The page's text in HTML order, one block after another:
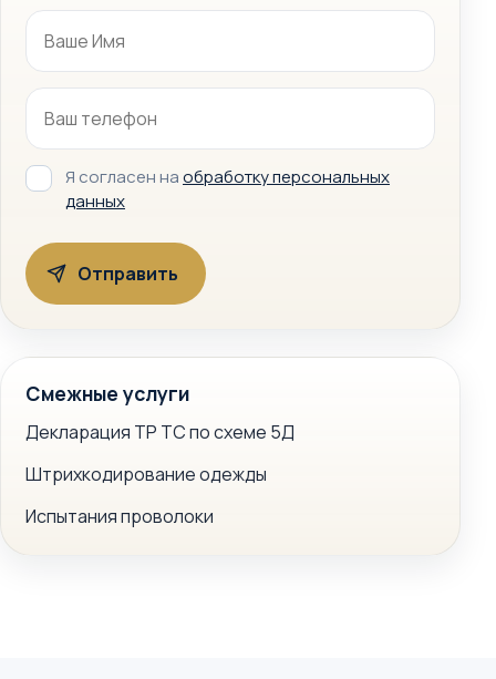
Я согласен наобработку персональных
данных
Смежные услуги
Декларация ТР ТС по схеме 5Д
Штрихкодирование одежды
Испытания проволоки